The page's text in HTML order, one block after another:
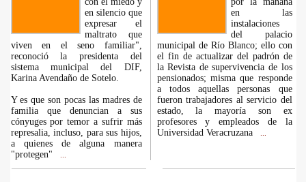
en silencio que
expresar el
maltrato que
viven en el seno familiar",
reconoció la presidenta del
sistema municipal del DIF,
Karina Avendaño de Sotelo.
Y es que son pocas las madres de
familia que denuncian a sus
cónyuges por temor a sufrir más
represalia, incluso, para sus hijos,
a quienes de alguna manera
"protegen"
en las
instalaciones
del palacio
municipal de Río Blanco; ello con
el fin de actualizar del padrón de
la Revista de supervivencia de los
pensionados; misma que responde
a todos aquellas personas que
fueron trabajadores al servicio del
estado, la mayoría son ex
profesores y empleados de la
Universidad Veracruzana